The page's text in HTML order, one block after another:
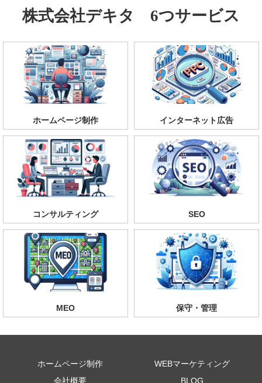
株式会社デキタ 6つサービス
ホームページ制作 インターネット広告
コンサルティング SEO
MEO 保守・管理
ホームページ制作
WEBマーケティング
会社概要
BLOG